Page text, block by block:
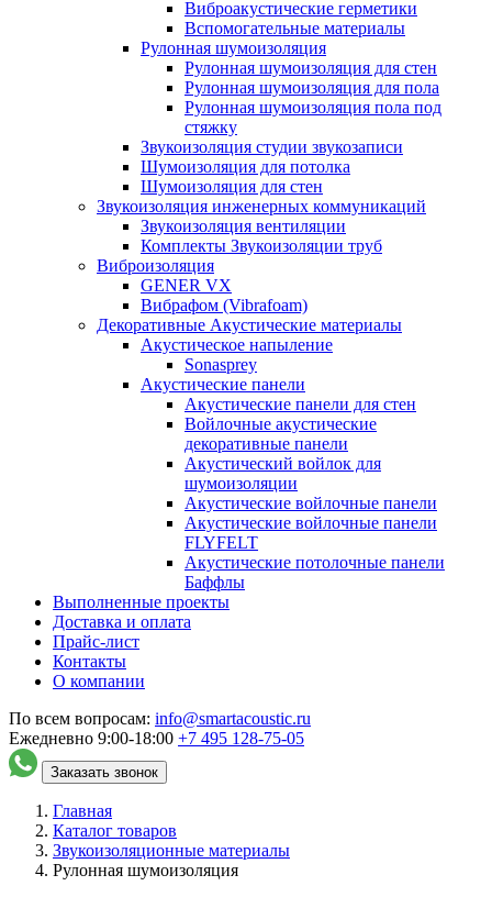
Виброакустические герметики
Вспомогательные материалы
Рулонная шумоизоляция
Рулонная шумоизоляция для стен
Рулонная шумоизоляция для пола
Рулонная шумоизоляция пола под
стяжку
Звукоизоляция студии звукозаписи
Шумоизоляция для потолка
Шумоизоляция для стен
Звукоизоляция инженерных коммуникаций
Звукоизоляция вентиляции
Комплекты Звукоизоляции труб
Виброизоляция
GENER VX
Вибрафом (Vibrafoam)
Декоративные Акустические материалы
Акустическое напыление
Sonasprey
Акустические панели
Акустические панели для стен
Войлочные акустические
декоративные панели
Акустический войлок для
шумоизоляции
Акустические войлочные панели
Акустические войлочные панели
FLYFELT
Акустические потолочные панели
Баффлы
Выполненные проекты
Доставка и оплата
Прайс-лист
Контакты
О компании
По всем вопросам: info@smartacoustic.ru
Ежедневно 9:00-18:00 +7 495 128-75-05
Заказать звонок
Главная
Каталог товаров
Звукоизоляционные материалы
Рулонная шумоизоляция